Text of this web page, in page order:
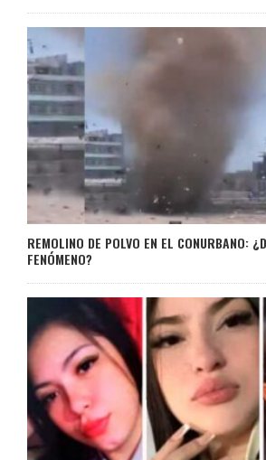
REMOLINO DE POLVO EN EL CONURBANO:
FENÓMENO?